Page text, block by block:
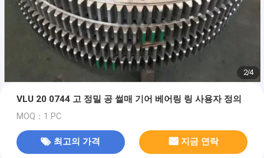
2/4
VLU 20 0744 고 정밀 공 썰매 기어 베어링 링 사용자 정의
MOQ：1 PC
최고의 가격 지금 연락